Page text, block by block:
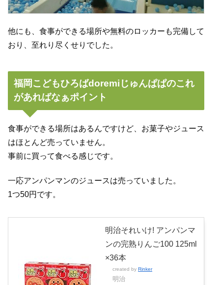
他にも、食事ができる場所や無料のロッカーも完備して
おり、至れり尽くせりでした。
福岡こどもひろばdoremiじゅんぱぱのこれ
があればなぁポイント
食事ができる場所はあるんですけど、お菓子やジュース
はほとんど売っていません。
事前に買って食べる感じです。
一応アンパンマンのジュースは売っていました。
1つ50円です。
明治それいけ! アンパンマ
ンの完熟りんご100 125ml
×36本
created by Rinker
明治